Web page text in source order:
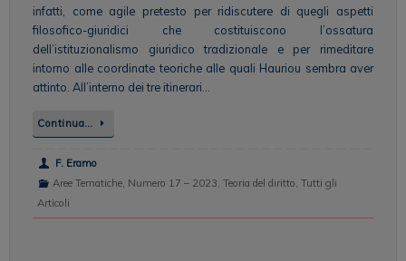
infatti, come agile pretesto per ridiscutere di quegli aspetti
filosofico-giuridici che costituiscono l’ossatura
dell’istituzionalismo giuridico tradizionale e per rimeditare
intorno alle coordinate teoriche alle quali Hauriou sembra aver
attinto. All’interno dei tre itinerari…
Continua…
F. Eramo
Aree Tematiche, Numero 17 – 2023, Teoria del diritto, Tutti gli
Articoli